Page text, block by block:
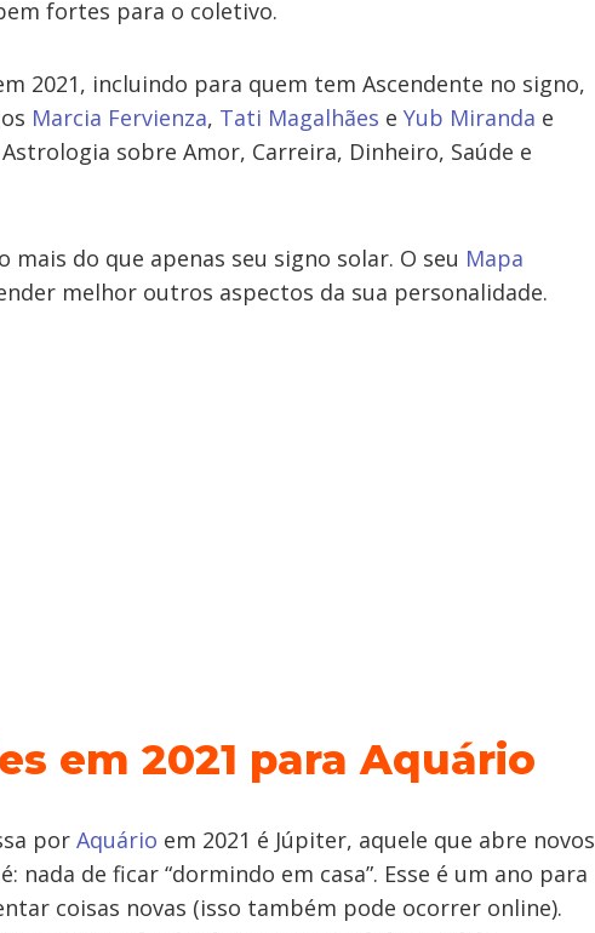
fortes para o coletivo.
2021, incluindo para quem tem Ascendente no signo,
Marcia Fervienza, Tati Magalhães e Yub Miranda e
sobre Amor, Carreira, Dinheiro, Saúde e
mais do que apenas seu signo solar. O seu Mapa
melhor outros aspectos da sua personalidade.
em 2021 para Aquário
por Aquário em 2021 é Júpiter, aquele que abre novos
nada de ficar “dormindo em casa”. Esse é um ano para
coisas novas (isso também pode ocorrer online).